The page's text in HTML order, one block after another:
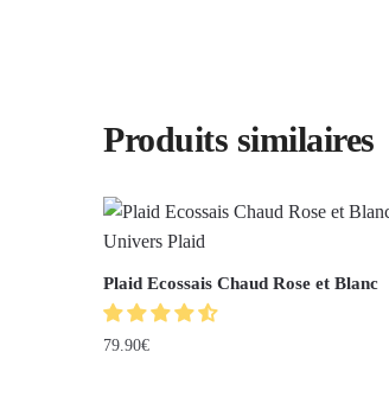
Produits similaires
Plaid Ecossais Chaud Rose et Blanc
79.90€